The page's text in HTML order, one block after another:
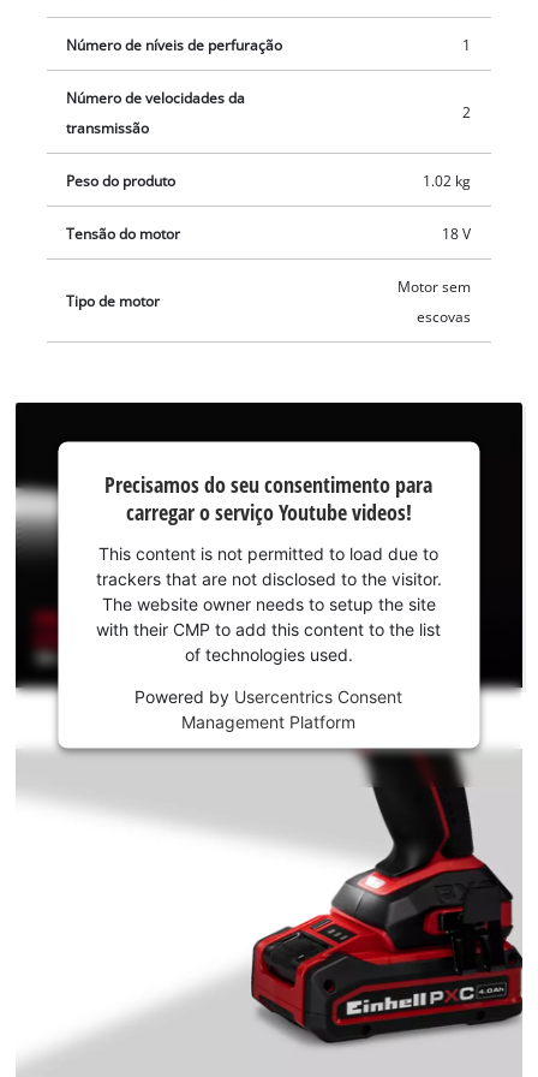
LED ilumina a área trabalho de forma eficaz. O Einhell
Professional berbequim aparafusador sem fio TP-CD 18/70-C
Li BL – Solo é fornecido sem bateria e carregador. Estes estão
disponíveis separadamente, por exemplo como um conjunto
de iniciação.
Número de níveis de perfuração 1
Número de velocidades da
transmissão
2
Peso do produto 1.02 kg
Tensão do motor 18 V
Tipo de motor
Motor sem
escovas
consentimento
para carregar o
serviço
Youtube!
This
content
is
permitted
load
visitor.
Precisamos do seu consentimento para
carregar o serviço Youtube videos!
This content is not permitted to load due to
trackers that are not disclosed to the visitor.
The website owner needs to setup the site
with their CMP to add this content to the list
of technologies used.
Powered by Usercentrics Consent
Management Platform